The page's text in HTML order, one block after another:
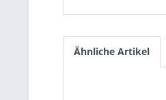
Ähnliche Artikel